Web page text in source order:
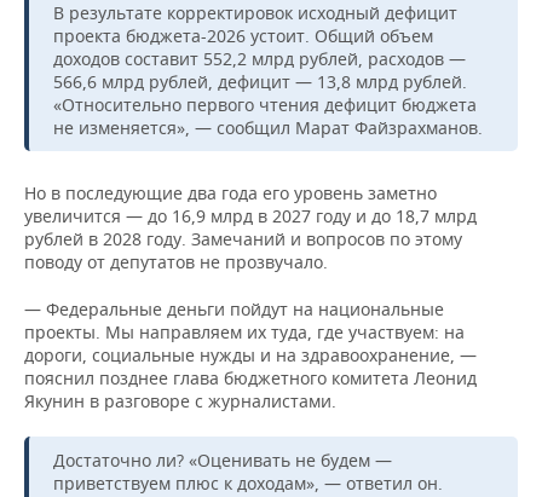
В результате корректировок исходный дефицит
проекта бюджета-2026 устоит. Общий объем
доходов составит 552,2 млрд рублей, расходов —
566,6 млрд рублей, дефицит — 13,8 млрд рублей.
«Относительно первого чтения дефицит бюджета
не изменяется», — сообщил Марат Файзрахманов.
Но в последующие два года его уровень заметно
увеличится — до 16,9 млрд в 2027 году и до 18,7 млрд
рублей в 2028 году. Замечаний и вопросов по этому
поводу от депутатов не прозвучало.
— Федеральные деньги пойдут на национальные
проекты. Мы направляем их туда, где участвуем: на
дороги, социальные нужды и на здравоохранение, —
пояснил позднее глава бюджетного комитета Леонид
Якунин в разговоре с журналистами.
Достаточно ли? «Оценивать не будем —
приветствуем плюс к доходам», — ответил он.